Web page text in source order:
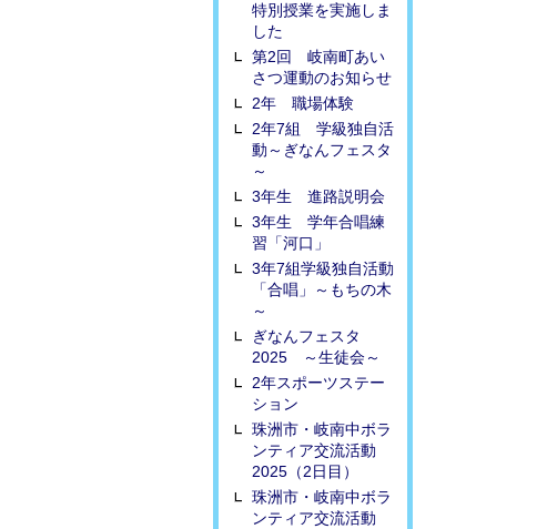
特別授業を実施しま
した
第2回 岐南町あい
さつ運動のお知らせ
2年 職場体験
2年7組 学級独自活
動～ぎなんフェスタ
～
3年生 進路説明会
3年生 学年合唱練
習「河口」
3年7組学級独自活動
「合唱」～もちの木
～
ぎなんフェスタ
2025 ～生徒会～
2年スポーツステー
ション
珠洲市・岐南中ボラ
ンティア交流活動
2025（2日目）
珠洲市・岐南中ボラ
ンティア交流活動